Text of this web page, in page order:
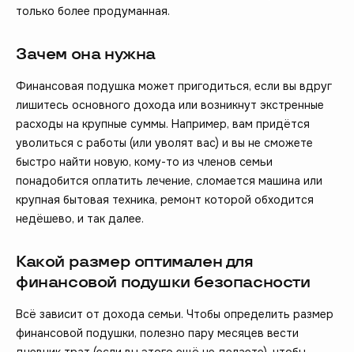
только более продуманная.
Зачем она нужна
Финансовая подушка может пригодиться, если вы вдруг
лишитесь основного дохода или возникнут экстренные
расходы на крупные суммы. Например, вам придётся
уволиться с работы (или уволят вас) и вы не сможете
быстро найти новую, кому-то из членов семьи
понадобится оплатить лечение, сломается машина или
крупная бытовая техника, ремонт которой обходится
недёшево, и так далее.
Какой размер оптимален для
финансовой подушки безопасности
Всё зависит от дохода семьи. Чтобы определить размер
финансовой подушки, полезно пару месяцев вести